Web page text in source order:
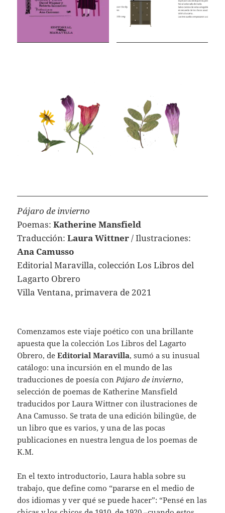
Pájaro de invierno
Poemas:Katherine Mansfield
Traducción:Laura Wittner/ Ilustraciones:
Ana Camusso
Editorial Maravilla, colección Los Libros del
Lagarto Obrero
Villa Ventana, primavera de 2021
Comenzamos este viaje poético con una brillante
apuesta que la colección Los Libros del Lagarto
Obrero, deEditorial Maravilla, sumó a su inusual
catálogo: una incursión en el mundo de las
traducciones de poesía con Pájaro de invierno,
selección de poemas de Katherine Mansfield
traducidos por Laura Wittner con ilustraciones de
Ana Camusso. Se trata de una edición bilingüe, de
un libro que es varios, y una de las pocas
publicaciones en nuestra lengua de los poemas de
K.M.
En el texto introductorio, Laura habla sobre su
trabajo, que define como “pararse en el medio de
dos idiomas y ver qué se puede hacer”: “Pensé en las